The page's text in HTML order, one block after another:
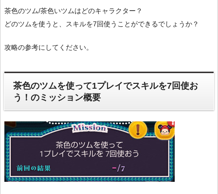
茶色のツム/茶色いツムはどのキャラクター？
どのツムを使うと、スキルを7回使うことができるでしょうか？
攻略の参考にしてください。
茶色のツムを使って1プレイでスキルを7回使お
う！のミッション概要